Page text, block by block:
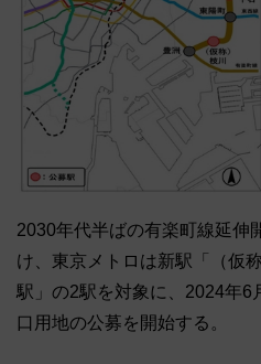
2030年代半ばの有楽町線延伸
け、東京メトロは新駅「（仮
駅」の2駅を対象に、2024年6
口用地の公募を開始する。